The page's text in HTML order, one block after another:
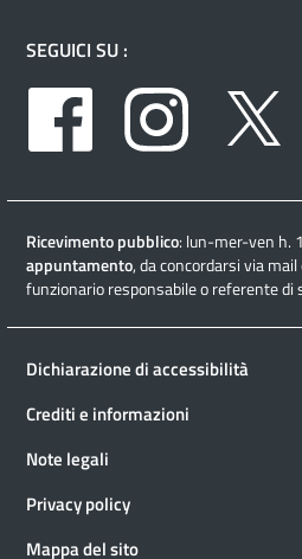
SEGUICI SU :
Facebook
Instagram
Ricevimento pubblico: lun-mer-ven h.
appuntamento, da concordarsi via
funzionario responsabile o referente di
Dichiarazione di accessibilità
Crediti e informazioni
Note legali
Privacy policy
Mappa del sito